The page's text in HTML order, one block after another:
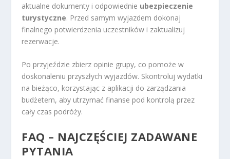
aktualne dokumenty i odpowiednie ubezpieczenie
turystyczne. Przed samym wyjazdem dokonaj
finalnego potwierdzenia uczestników i zaktualizuj
rezerwacje.
Po przyjeździe zbierz opinie grupy, co pomoże w
doskonaleniu przyszłych wyjazdów. Skontroluj wydatki
na bieżąco, korzystając z aplikacji do zarządzania
budżetem, aby utrzymać finanse pod kontrolą przez
cały czas podróży.
FAQ – NAJCZĘŚCIEJ ZADAWANE
PYTANIA